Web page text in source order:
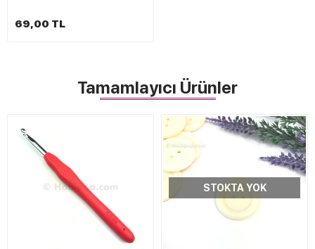
69,00 TL
Tamamlayıcı Ürünler
STOKTA YOK